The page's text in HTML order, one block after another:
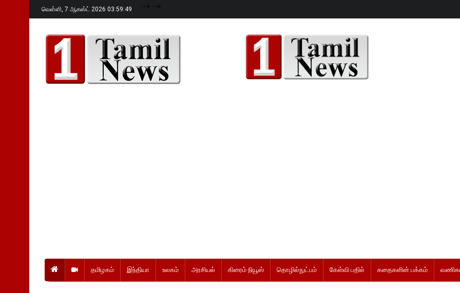
வெள்ளி, 7 ஆகஸ்ட் 2026 03:59:50 --> -->
தமிழகம் இந்தியா உலகம் அரசியல் கிரைம் நியூஸ் தொழில்நுட்பம் கேள்வி பதில் கதைகளின் பக்கம்